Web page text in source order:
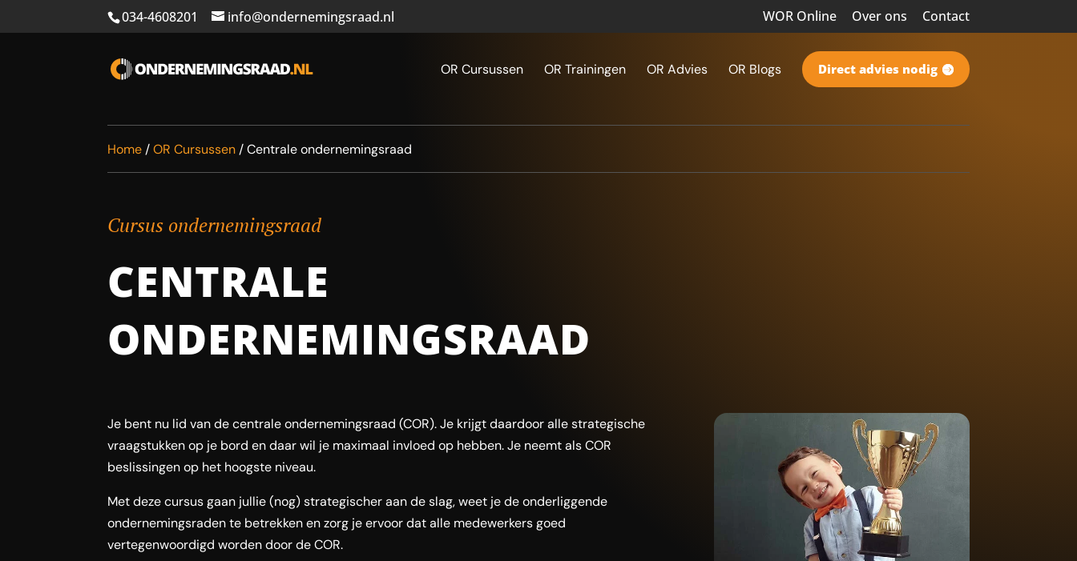
034-4608201 info@ondernemingsraad.nl WOR Online Over ons Contact
OR Cursussen OR Trainingen OR Advies OR Blogs Direct advies nodig
Home /OR Cursussen /Centrale ondernemingsraad
Cursus ondernemingsraad
CENTRALE
ONDERNEMINGSRAAD
Je bent nu lid van de centrale ondernemingsraad (COR). Je krijgt daardoor alle strategische
vraagstukken op je bord en daar wil je maximaal invloed op hebben. Je neemt als COR
beslissingen op het hoogste niveau.
Met deze cursus gaan jullie (nog) strategischer aan de slag, weet je de onderliggende
ondernemingsraden te betrekken en zorg je ervoor dat alle medewerkers goed
vertegenwoordigd worden door de COR.